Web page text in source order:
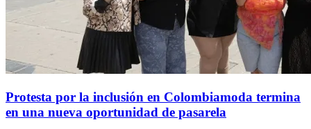
Protesta por la inclusión en Colombiamoda termina
en una nueva oportunidad de pasarela